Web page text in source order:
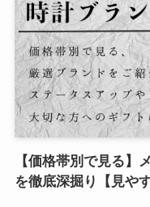
【価格帯別で見る】
を徹底深掘り【見や